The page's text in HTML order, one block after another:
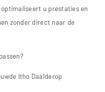
u prestaties en
zonder direct naar de
Itho Daalderop